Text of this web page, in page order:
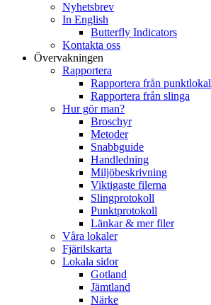
Nyhetsbrev
In English
Butterfly Indicators
Kontakta oss
Övervakningen
Rapportera
Rapportera från punktlokal
Rapportera från slinga
Hur gör man?
Broschyr
Metoder
Snabbguide
Handledning
Miljöbeskrivning
Viktigaste filerna
Slingprotokoll
Punktprotokoll
Länkar & mer filer
Våra lokaler
Fjärilskarta
Lokala sidor
Gotland
Jämtland
Närke